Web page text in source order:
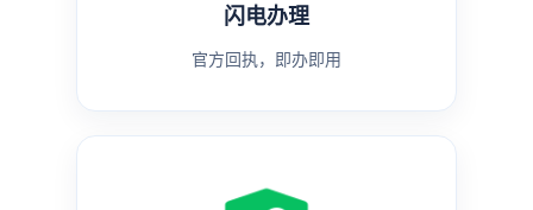
闪电办理
官方回执，即办即用